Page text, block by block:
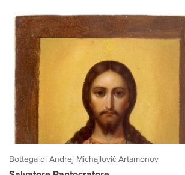
Bottega di Andrej Michajlovič Artamonov